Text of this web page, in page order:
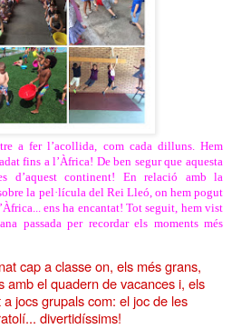
a fer l’acollida, com cada dilluns. Hem
fins a l’Àfrica! De ben segur que aquesta
d’aquest continent! En relació amb la
la pel·lícula del Rei Lleó, on hem pogut
ens ha encantat! Tot seguit, hem vist
passada per recordar els moments més
cap a classe on, els més grans,
amb el quadern de vacances i, els
jocs grupals com: el joc de les
divertidíssims!